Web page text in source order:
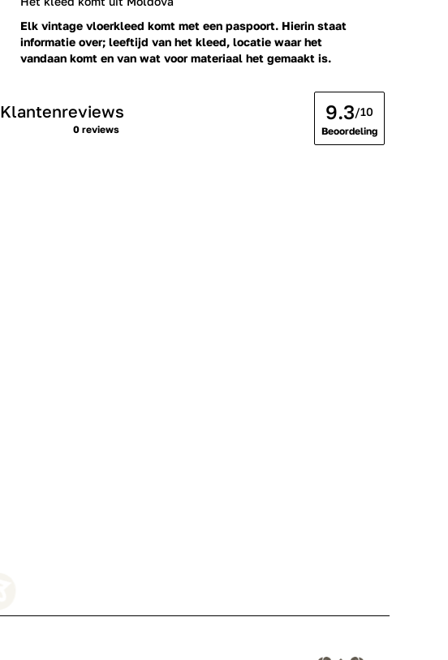
Elk vintage vloerkleed komt met een paspoort. Hierin staat
informatie over; leeftijd van het kleed, locatie waar het
vandaan komt en van wat voor materiaal het gemaakt is.
Klantenreviews
0 reviews
9.3/10
Beoordeling